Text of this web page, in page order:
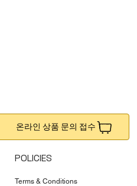
온라인 상품 문의 접수
POLICIES
Terms & Conditions